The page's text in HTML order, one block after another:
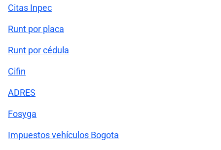
Citas Inpec
Runt por placa
Runt por cédula
Cifin
ADRES
Fosyga
Impuestos vehículos Bogota